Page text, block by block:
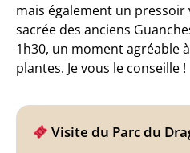
mais également un pressoir
sacrée des anciens
1h30, un moment agréable
plantes. Je vous le conseille !
Visite du Parc du